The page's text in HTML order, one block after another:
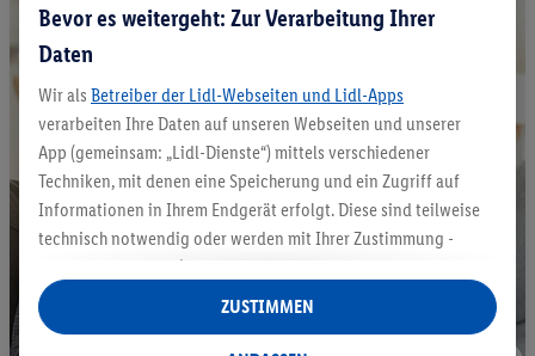
Bevor es weitergeht: Zur Verarbeitung Ihrer
Daten
Wir als Betreiber der Lidl-Webseiten und Lidl-Apps
verarbeiten Ihre Daten auf unseren Webseiten und unserer
App (gemeinsam: „Lidl-Dienste“) mittels verschiedener
Techniken, mit denen eine Speicherung und ein Zugriff auf
Informationen in Ihrem Endgerät erfolgt. Diese sind teilweise
technisch notwendig oder werden mit Ihrer Zustimmung -
auch durch Partner (u.a.
Verantwortliche; im Zusammenhang mit dem IAB TCF
insgesamt
ZUSTIMMEN